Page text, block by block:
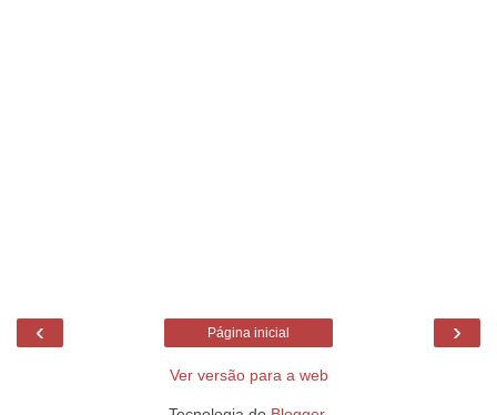
‹ ›
Página inicial
Ver versão para a web